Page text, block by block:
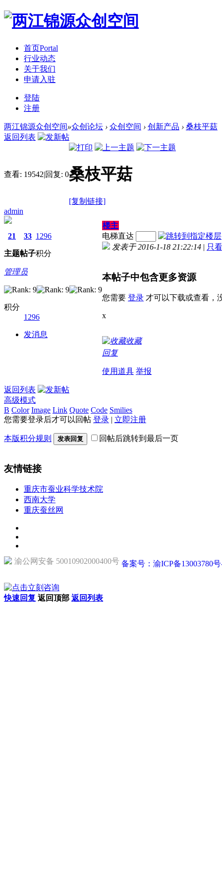
首页Portal
行业动态
关于我们
申请入驻
登陆
注册
两江锦源众创空间»众创论坛 › 众创空间 › 创新产品 › 桑枝平菇
返回列表
查看: 19542|回复: 0桑枝平菇
[复制链接]
admin
21
主题
33
帖子
1296
积分
管理员
积分
1296
发消息
楼主
电梯直达
发表于 2016-1-18 21:22:14 | 只
本帖子中包含更多资源
您需要 登录 才可以下载或查看，
x
收藏
回复
使用道具 举报
返回列表
高级模式
B Color Image Link Quote Code Smilies
您需要登录后才可以回帖 登录 | 立即注册
本版积分规则 发表回复 回帖后跳转到最后一页
友情链接
重庆市蚕业科学技术院
西南大学
重庆蚕丝网
渝公网安备 50010902000400号 备案号：渝ICP备13003780
快速回复 返回顶部 返回列表